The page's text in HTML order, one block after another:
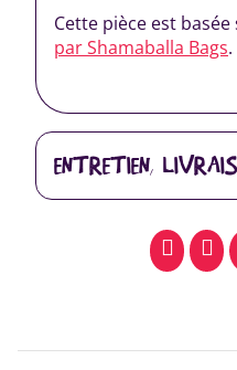
Cette pièce est
par Shamaballa Bags.
ENTRETIEN,